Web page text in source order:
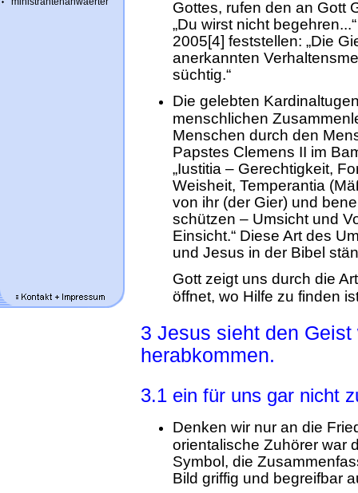
Gottes, rufen den an Gott
„Du wirst nicht
2005[4] feststellen: „Die
anerkannten
süchtig.“
Die gelebten
menschlichen
Menschen durch den
Papstes Clemens II im
„Iustitia – Gerechtigkeit,
Weisheit, Temperantia
von ihr (der Gier) und
schützen – Umsicht und
Einsicht.“ Diese Art des
und Jesus in der Bibel
Gott zeigt uns durch die
öffnet, wo Hilfe zu finden
3 Jesus sieht den
herabkommen.
3.1 ein für uns gar nicht
Denken wir nur an die
orientalische Zuhörer war
Symbol, die
Bild griffig und begreifbar